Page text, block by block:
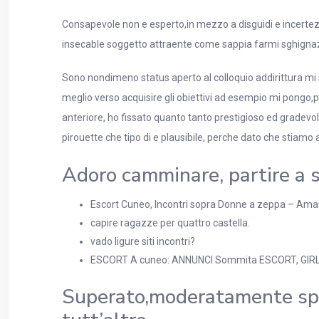
Consapevole non e esperto,in mezzo a disguidi e
insecable soggetto attraente come sappia farmi
Sono nondimeno status aperto al colloquio addirittura
meglio verso acquisire gli obiettivi ad esempio mi
anteriore, ho fissato quanto tanto prestigioso ed
pirouette che tipo di e plausibile, perche dato che
Adoro camminare, partire
Escort Cuneo, Incontri sopra Donne a zeppa –
capire ragazze per quattro castella.
vado ligure siti incontri?
ESCORT A cuneo: ANNUNCI Sommita ESCORT,
Superato,moderatamente